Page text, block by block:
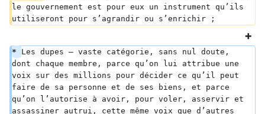
le gouvernement est pour eux un instrument qu’ils
utiliseront pour s’agrandir ou s’enrichir ;
* Les dupes — vaste catégorie, sans nul doute,
dont chaque membre, parce qu’on lui attribue une
voix sur des millions pour décider ce qu’il peut
faire de sa personne et de ses biens, et parce
qu’on l’autorise à avoir, pour voler, asservir et
assassiner autrui, cette même voix que d’autres